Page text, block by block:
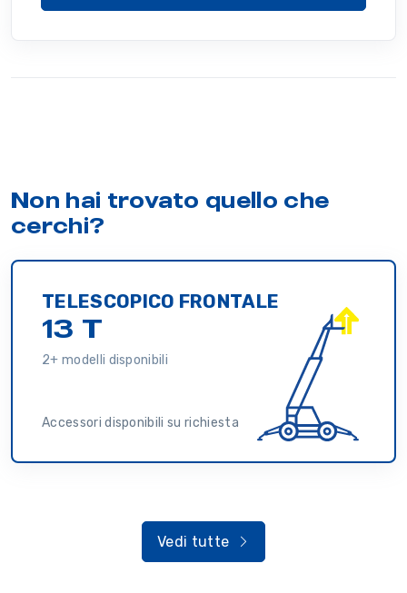
Non hai trovato quello che
cerchi?
TELESCOPICO FRONTALE
13 T
2+ modelli disponibili
Accessori disponibili su richiesta
Vedi tutte